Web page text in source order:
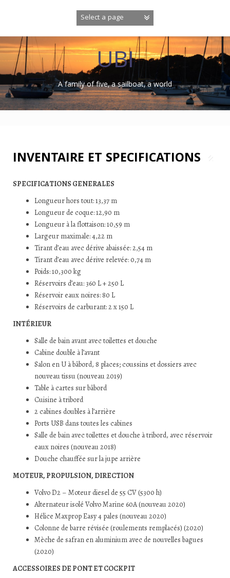
UBI
A family of five, a sailboat, a world
INVENTAIRE ET SPECIFICATIONS
SPECIFICATIONS GENERALES
Longueur hors tout: 13,37 m
Longueur de coque: 12,90 m
Longueur à la flottaison: 10,59 m
Largeur maximale: 4,22 m
Tirant d’eau avec dérive abaissée: 2,54 m
Tirant d’eau avec dérive relevée: 0,74 m
Poids: 10,300 kg
Réservoirs d’eau: 360 L + 250 L
Réservoir eaux noires: 80 L
Réservoirs de carburant: 2 x 150 L
INTÉRIEUR
Salle de bain avant avec toilettes et douche
Cabine double à l’avant
Salon en U à bâbord, 8 places; coussins et dossiers avec
nouveau tissu (nouveau 2019)
Table à cartes sur bâbord
Cuisine à tribord
2 cabines doubles à l’arrière
Ports USB dans toutes les cabines
Salle de bain avec toilettes et douche à tribord, avec réservoir
eaux noires (nouveau 2018)
Douche chauffée sur la jupe arrière
MOTEUR, PROPULSION, DIRECTION
Volvo D2 – Moteur diesel de 55 CV (5300 h)
Alternateur isolé Volvo Marine 60A (nouveau 2020)
Hélice Maxprop Easy 4 pales (nouveau 2020)
Colonne de barre révisée (roulements remplacés) (2020)
Mèche de safran en aluminium avec de nouvelles bagues
(2020)
ACCESSOIRES DE PONT ET COCKPIT